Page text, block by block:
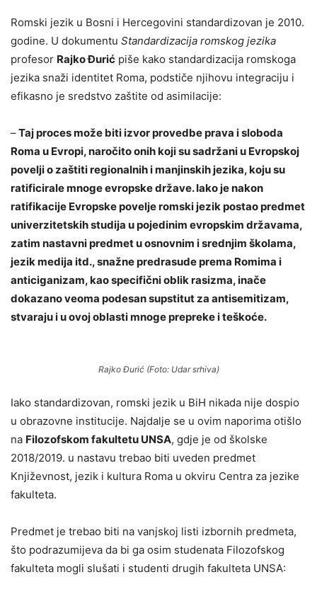
Romski jezik u Bosni i Hercegovini standardizovan je 2010.
godine. U dokumentu Standardizacija romskog jezika
profesor Rajko Đurić piše kako standardizacija romskoga
jezika snaži identitet Roma, podstiče njihovu integraciju i
efikasno je sredstvo zaštite od asimilacije:
–Taj proces može biti izvor provedbe prava i sloboda
Roma u Evropi, naročito onih koji su sadržani u Evropskoj
povelji o zaštiti regionalnih i manjinskih jezika, koju su
ratificirale mnoge evropske države. Iako je nakon
ratifikacije Evropske povelje romski jezik postao predmet
univerzitetskih studija u pojedinim evropskim državama,
zatim nastavni predmet u osnovnim i srednjim školama,
jezik medija itd., snažne predrasude prema Romima i
anticiganizam, kao specifični oblik rasizma, inače
dokazano veoma podesan supstitut za antisemitizam,
stvaraju i u ovoj oblasti mnoge prepreke i teškoće.
Rajko Đurić (Foto: Udar srhiva)
Iako standardizovan, romski jezik u BiH nikada nije dospio
u obrazovne institucije. Najdalje se u ovim naporima otišlo
na Filozofskom fakultetu UNSA, gdje je od školske
2018/2019. u nastavu trebao biti uveden predmet
Književnost, jezik i kultura Roma u okviru Centra za jezike
fakulteta.
Predmet je trebao biti na vanjskoj listi izbornih predmeta,
što podrazumijeva da bi ga osim studenata Filozofskog
fakulteta mogli slušati i studenti drugih fakulteta UNSA: